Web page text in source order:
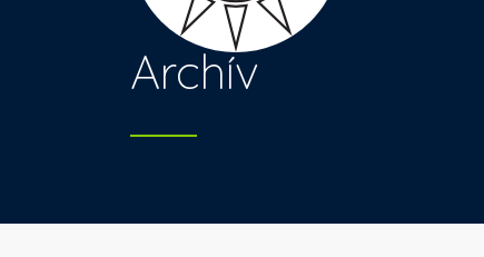
Archív